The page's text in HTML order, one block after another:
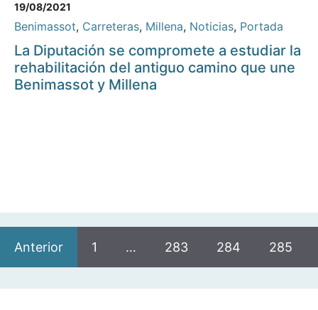
19/08/2021
Benimassot, Carreteras, Millena, Noticias, Portada
La Diputación se compromete a estudiar la
rehabilitación del antiguo camino que une
Benimassot y Millena
Anterior 1 … 283 284 285